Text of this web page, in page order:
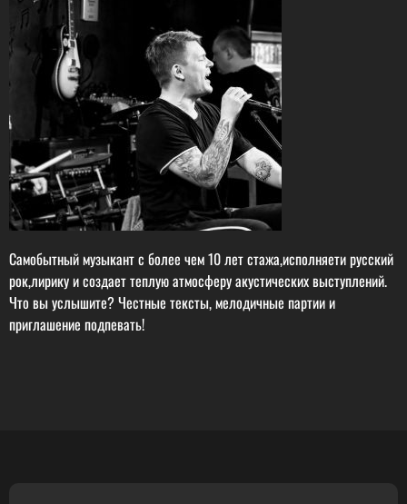
Самобытный музыкант с более чем 10 лет стажа,исполняети русский
рок,лирику и создает теплую атмосферу акустических выступлений.
Что вы услышите? Честные тексты, мелодичные партии и
приглашение подпевать!